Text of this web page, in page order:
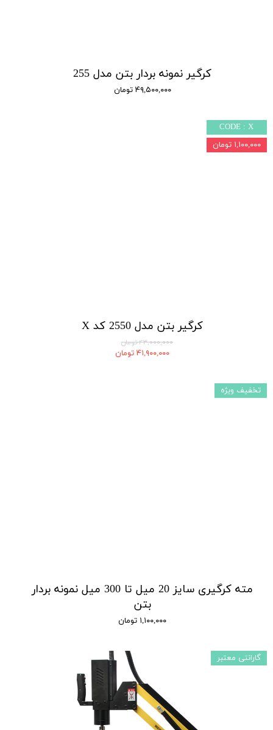
کرگیر نمونه بردار بتن مدل 255
۴۹,۵۰۰,۰۰۰ تومان
کرگیر بتن مدل 2550 کد X
۴۳,۰۰۰,۰۰۰ تومان
۴۱,۹۰۰,۰۰۰ تومان
CODE : X
۱,۱۰۰,۰۰۰ تومان
مته کرگیری سایز 20 میل تا 300 میل نمونه بردار
بتن
۱,۱۰۰,۰۰۰ تومان
تخفیف ویژه
گارانتی معتبر